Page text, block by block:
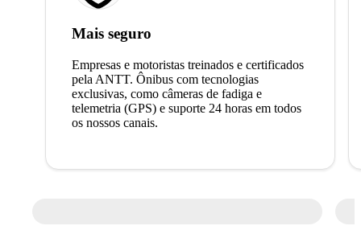
Mais seguro
Empresas e motoristas treinados e certificados
pela ANTT. Ônibus com tecnologias
exclusivas, como câmeras de fadiga e
telemetria (GPS) e suporte 24 horas em todos
os nossos canais.